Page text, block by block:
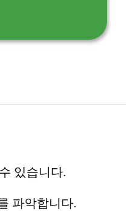
있습니다.
파악합니다.